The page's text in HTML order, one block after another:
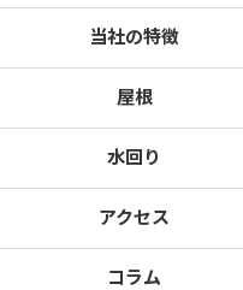
当社の特徴
屋根
水回り
アクセス
コラム